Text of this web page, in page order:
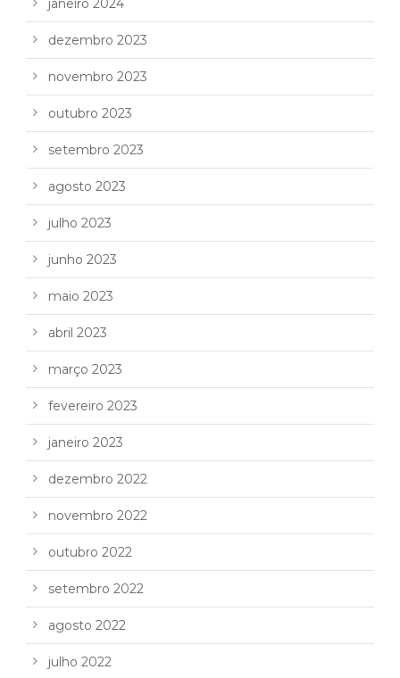
janeiro 2024
dezembro 2023
novembro 2023
outubro 2023
setembro 2023
agosto 2023
julho 2023
junho 2023
maio 2023
abril 2023
março 2023
fevereiro 2023
janeiro 2023
dezembro 2022
novembro 2022
outubro 2022
setembro 2022
agosto 2022
julho 2022